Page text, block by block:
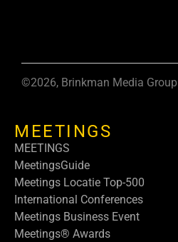
©2026, Brinkman Media Group
MEETINGS
MEETINGS
MeetingsGuide
Meetings Locatie Top-500
International Conferences
Meetings Business Event
Meetings® Awards